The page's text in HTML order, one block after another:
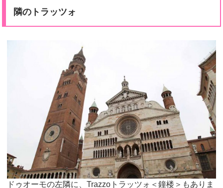
隣のトラッツォ
ドゥオーモの左隣に、Trazzoトラッツォ＜鐘楼＞もありま